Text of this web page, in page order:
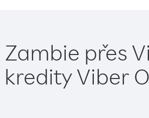
přes
kredity Viber